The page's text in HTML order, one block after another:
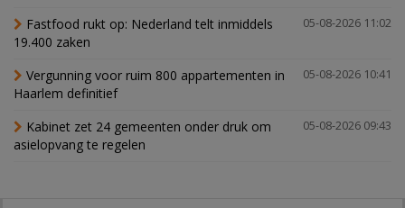
05-08-2026 11:02
Fastfood rukt op: Nederland telt inmiddels
19.400 zaken
05-08-2026 10:41
Vergunning voor ruim 800 appartementen in
Haarlem definitief
05-08-2026 09:43
Kabinet zet 24 gemeenten onder druk om
asielopvang te regelen